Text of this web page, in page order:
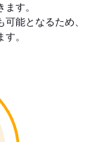
す。
能となるため、
。